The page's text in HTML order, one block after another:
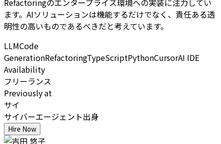
Refactoringのエンタープライズ環境への実装に注力してい
ます。AIソリューションは機能するだけでなく、責任ある透
明性の高いものであるべきだと考えています。
LLMCode
GenerationRefactoringTypeScriptPythonCursorAI IDE
Availability
フリーランス
Previously at
サイ
サイバーエージェント出身
Hire Now